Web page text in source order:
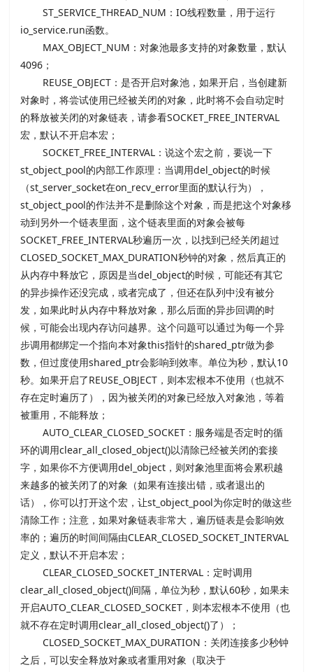
ST_SERVICE_THREAD_NUM：IO线程数量，用于运行
io_service.run函数。
MAX_OBJECT_NUM：对象池最多支持的对象数量，默认
4096；
REUSE_OBJECT：是否开启对象池，如果开启，当创建新
对象时，将尝试使用已经被关闭的对象，此时将不会自动定时
的释放被关闭的对象链表，请参看SOCKET_FREE_INTERVAL
宏，默认不开启本宏；
SOCKET_FREE_INTERVAL：说这个宏之前，要说一下
st_object_pool的内部工作原理：当调用del_object的时候
（st_server_socket在on_recv_error里面的默认行为），
st_object_pool的作法并不是删除这个对象，而是把这个对象移
动到另外一个链表里面，这个链表里面的对象会被每
SOCKET_FREE_INTERVAL秒遍历一次，以找到已经关闭超过
CLOSED_SOCKET_MAX_DURATION秒钟的对象，然后真正的
从内存中释放它，原因是当del_object的时候，可能还有其它
的异步操作还没完成，或者完成了，但还在队列中没有被分
发，如果此时从内存中释放对象，那么后面的异步回调的时
候，可能会出现内存访问越界。这个问题可以通过为每一个异
步调用都绑定一个指向本对象this指针的shared_ptr做为参
数，但过度使用shared_ptr会影响到效率。单位为秒，默认10
秒。如果开启了REUSE_OBJECT，则本宏根本不使用（也就不
存在定时遍历了），因为被关闭的对象已经放入对象池，等着
被重用，不能释放；
AUTO_CLEAR_CLOSED_SOCKET：服务端是否定时的循
环的调用clear_all_closed_object()以清除已经被关闭的套接
字，如果你不方便调用del_object，则对象池里面将会累积越
来越多的被关闭了的对象（如果有连接出错，或者退出的
话），你可以打开这个宏，让st_object_pool为你定时的做这些
清除工作；注意，如果对象链表非常大，遍历链表是会影响效
率的；遍历的时间间隔由CLEAR_CLOSED_SOCKET_INTERVAL
定义，默认不开启本宏；
CLEAR_CLOSED_SOCKET_INTERVAL：定时调用
clear_all_closed_object()间隔，单位为秒，默认60秒，如果未
开启AUTO_CLEAR_CLOSED_SOCKET，则本宏根本不使用（也
就不存在定时调用clear_all_closed_object()了）；
CLOSED_SOCKET_MAX_DURATION：关闭连接多少秒钟
之后，可以安全释放对象或者重用对象（取决于